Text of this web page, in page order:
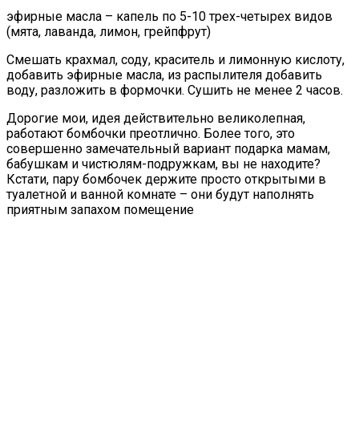
эфирные масла – капель по 5-10 трех-четырех видов
(мята, лаванда, лимон, грейпфрут)
Смешать крахмал, соду, краситель и лимонную кислоту,
добавить эфирные масла, из распылителя добавить
воду, разложить в формочки. Сушить не менее 2 часов.
Дорогие мои, идея действительно великолепная,
работают бомбочки преотлично. Более того, это
совершенно замечательный вариант подарка мамам,
бабушкам и чистюлям-подружкам, вы не находите?
Кстати, пару бомбочек держите просто открытыми в
туалетной и ванной комнате – они будут наполнять
приятным запахом помещение